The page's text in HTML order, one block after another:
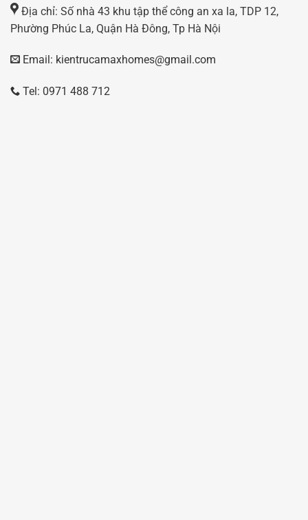
Địa chỉ: Số nhà 43 khu tập thể công an xa la, TDP 12,
Phường Phúc La, Quận Hà Đông, Tp Hà Nội
Email: kientrucamaxhomes@gmail.com
Tel: 0971 488 712